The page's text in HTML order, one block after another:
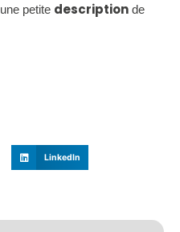
une petite description de
LinkedIn